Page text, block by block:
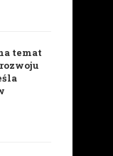
temat